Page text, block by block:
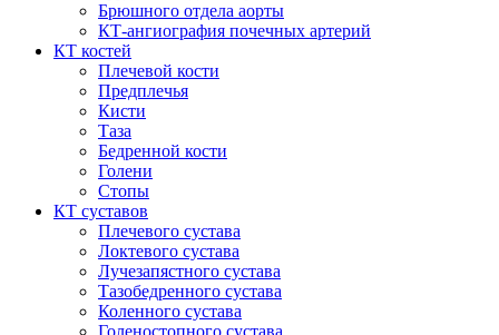
Брюшного отдела аорты
КТ-ангиография почечных артерий
КТ костей
Плечевой кости
Предплечья
Кисти
Таза
Бедренной кости
Голени
Стопы
КТ суставов
Плечевого сустава
Локтевого сустава
Лучезапястного сустава
Тазобедренного сустава
Коленного сустава
Голеностопного сустава